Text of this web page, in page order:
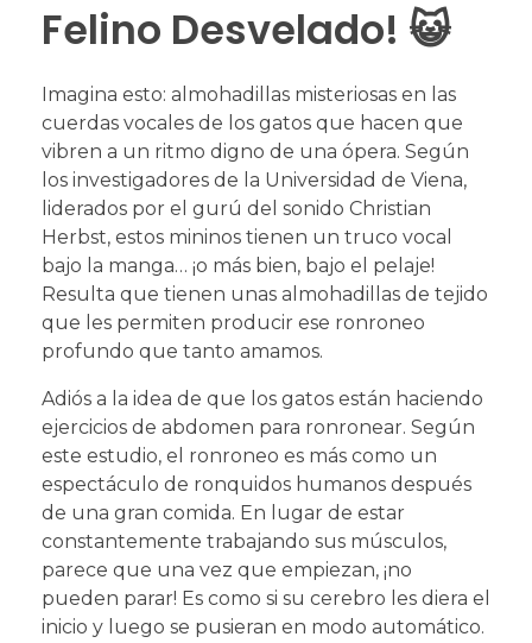
Felino Desvelado! 😺
Imagina esto: almohadillas misteriosas en las
cuerdas vocales de los gatos que hacen que
vibren a un ritmo digno de una ópera. Según
los investigadores de la Universidad de Viena,
liderados por el gurú del sonido Christian
Herbst, estos mininos tienen un truco vocal
bajo la manga… ¡o más bien, bajo el pelaje!
Resulta que tienen unas almohadillas de tejido
que les permiten producir ese ronroneo
profundo que tanto amamos.
Adiós a la idea de que los gatos están haciendo
ejercicios de abdomen para ronronear. Según
este estudio, el ronroneo es más como un
espectáculo de ronquidos humanos después
de una gran comida. En lugar de estar
constantemente trabajando sus músculos,
parece que una vez que empiezan, ¡no
pueden parar! Es como si su cerebro les diera el
inicio y luego se pusieran en modo automático.